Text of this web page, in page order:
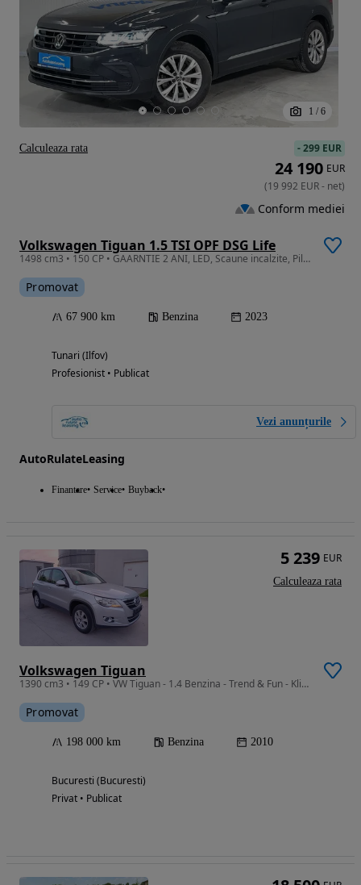
1 / 6
Volkswagen Tiguan 1.5 TSI OPF DSG Life
1498 cm3 • 150 CP • GAARNTIE 2 ANI, LED, Scaune incalzite, Pilot adaptiv
Promovat
67 900 km Benzina 2023
Tunari (Ilfov)
Profesionist • Publicat
Vezi anunțurile
AutoRulateLeasing
Finantare Service Buyback
-299 EUR
24 190 EUR
(19 992 EUR- net)
Conform mediei
Calculeaza rata
Volkswagen Tiguan
1390 cm3 • 149 CP • VW Tiguan - 1.4 Benzina - Trend & Fun - Klima - Jante - Un Propietar
Promovat
198 000 km Benzina 2010
Bucuresti (Bucuresti)
Privat • Publicat
5 239 EUR
Calculeaza rata